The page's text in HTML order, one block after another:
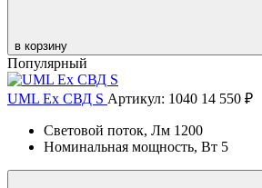
в корзину
Популярный
UML Ex СВД S Артикул: 1040 14 550 ₽
Световой поток, Лм 1200
Номинальная мощность, Вт 5